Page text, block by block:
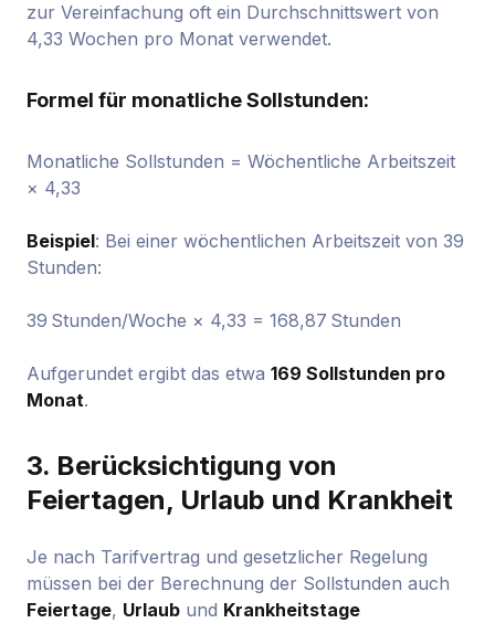
zur Vereinfachung oft ein Durchschnittswert von
4,33 Wochen pro Monat verwendet.
Formel für monatliche Sollstunden:
Monatliche Sollstunden = Wöchentliche Arbeitszeit
× 4,33
Beispiel: Bei einer wöchentlichen Arbeitszeit von 39
Stunden:
39 Stunden/Woche × 4,33 = 168,87 Stunden
Aufgerundet ergibt das etwa 169 Sollstunden pro
Monat.
3. Berücksichtigung von
Feiertagen, Urlaub und Krankheit
Je nach Tarifvertrag und gesetzlicher Regelung
müssen bei der Berechnung der Sollstunden auch
Feiertage, Urlaub und Krankheitstage